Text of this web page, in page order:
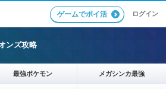
ゲームでポイ活 ログイン
ンズ攻略
最強ポケモン メガシンカ最強